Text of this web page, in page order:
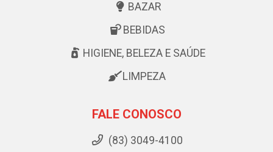
BAZAR
BEBIDAS
HIGIENE, BELEZA E SAÚDE
LIMPEZA
FALE CONOSCO
(83) 3049-4100